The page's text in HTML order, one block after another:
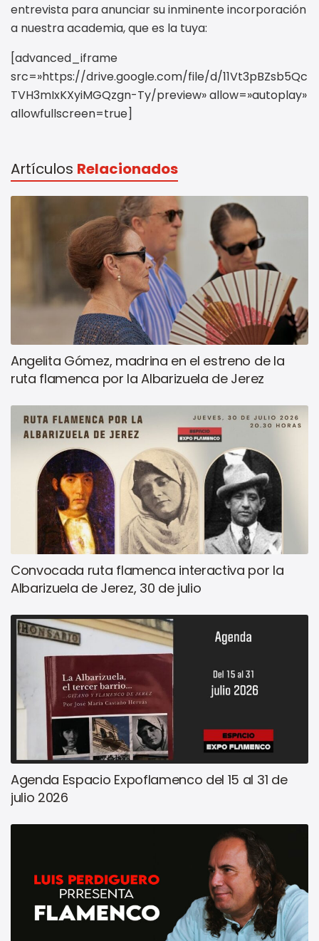
entrevista para anunciar su inminente incorporación
a nuestra academia, que es la tuya:
[advanced_iframe
src=»https://drive.google.com/file/d/11Vt3pBZsb5Qc
TVH3mIxKXyiMGQzgn-Ty/preview» allow=»autoplay»
allowfullscreen=true]
Artículos Relacionados
Angelita Gómez, madrina en el estreno de la
ruta flamenca por la Albarizuela de Jerez
Convocada ruta flamenca interactiva por la
Albarizuela de Jerez, 30 de julio
Agenda Espacio Expoflamenco del 15 al 31 de
julio 2026